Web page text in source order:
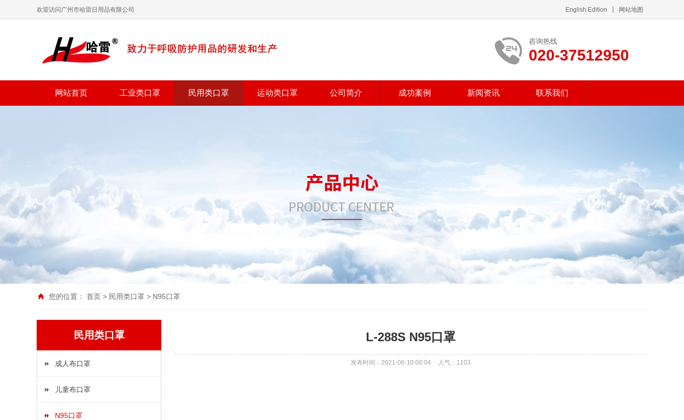
欢迎访问广州市哈雷日用品有限公司 English Edition 网站地图
咨询热线
020-37512950
网站首页 工业类口罩 民用类口罩 运动类口罩 公司简介 成功案例 新闻资讯 联系我们
您的位置： 首页 > 民用类口罩 > N95口罩
民用类口罩
成人布口罩
儿童布口罩
N95口罩
L-288S N95口罩
发布时间：2021-06-10 00:04 人气： 1103